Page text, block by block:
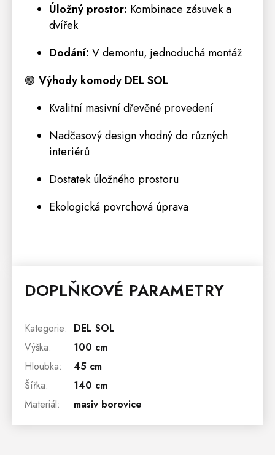
Úložný prostor: Kombinace zásuvek a
dvířek
Dodání: V demontu, jednoduchá montáž
🟢 Výhody komody DEL SOL
Kvalitní masivní dřevěné provedení
Nadčasový design vhodný do různých
interiérů
Dostatek úložného prostoru
Ekologická povrchová úprava
DOPLŇKOVÉ PARAMETRY
Kategorie: DEL SOL
Výška:
100 cm
Hloubka:
45 cm
Šířka:
140 cm
Materiál: masiv borovice